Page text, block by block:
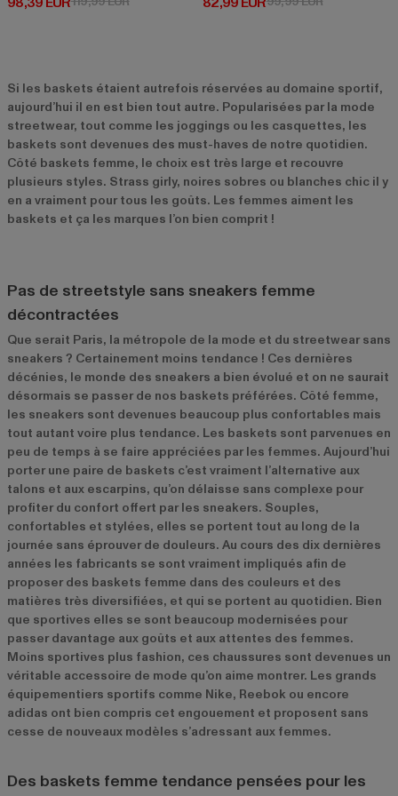
Si les baskets étaient autrefois réservées au domaine sportif,
aujourd’hui il en est bien tout autre. Popularisées par la mode
streetwear, tout comme les joggings ou les casquettes, les
baskets sont devenues des must-haves de notre quotidien.
Côté baskets femme, le choix est très large et recouvre
plusieurs styles. Strass girly, noires sobres ou blanches chic il y
en a vraiment pour tous les goûts. Les femmes aiment les
baskets et ça les marques l’on bien comprit !
Pas de streetstyle sans sneakers femme
décontractées
Que serait Paris, la métropole de la mode et du streetwear sans
sneakers ? Certainement moins tendance ! Ces dernières
décénies, le monde des sneakers a bien évolué et on ne saurait
désormais se passer de nos baskets préférées. Côté femme,
les sneakers sont devenues beaucoup plus confortables mais
tout autant voire plus tendance. Les baskets sont parvenues en
peu de temps à se faire appréciées par les femmes. Aujourd’hui
porter une paire de baskets c’est vraiment l’alternative aux
talons et aux escarpins, qu’on délaisse sans complexe pour
profiter du confort offert par les sneakers. Souples,
confortables et stylées, elles se portent tout au long de la
journée sans éprouver de douleurs. Au cours des dix dernières
années les fabricants se sont vraiment impliqués afin de
proposer des baskets femme dans des couleurs et des
matières très diversifiées, et qui se portent au quotidien. Bien
que sportives elles se sont beaucoup modernisées pour
passer davantage aux goûts et aux attentes des femmes.
Moins sportives plus fashion, ces chaussures sont devenues un
véritable accessoire de mode qu’on aime montrer. Les grands
équipementiers sportifs comme Nike, Reebok ou encore
adidas ont bien compris cet engouement et proposent sans
cesse de nouveaux modèles s’adressant aux femmes.
Des baskets femme tendance pensées pour les